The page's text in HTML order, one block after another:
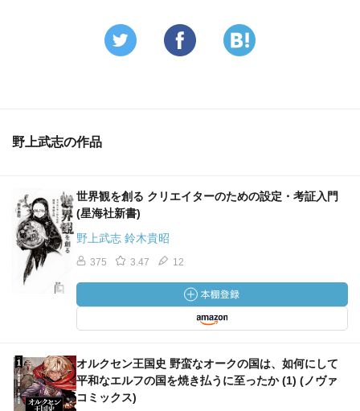
野上武志の作品
世界観を創る クリエイターのための設定・考証入門
(星海社新書)
野上武志 鈴木貴昭
375 3.47 12
オルクセン王国史 野蛮なオークの国は、如何にして
平和なエルフの国を焼き払うに至ったか (1) (ノヴァ
コミックス)